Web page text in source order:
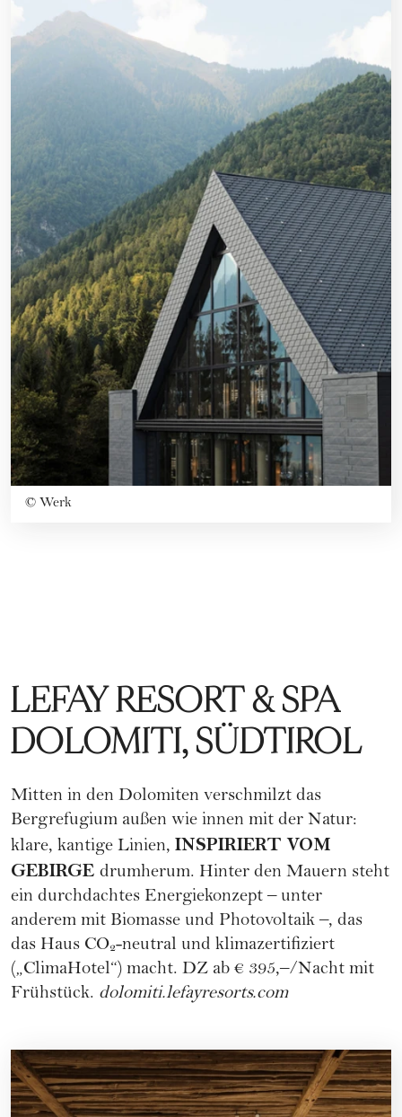
© Werk
LEFAY RESORT & SPA
DOLOMITI, SÜDTIROL
Mitten in den Dolomiten verschmilzt das
Bergrefugium außen wie innen mit der Natur:
klare, kantige Linien, INSPIRIERT VOM
GEBIRGE drumherum. Hinter den Mauern steht
ein durchdachtes Energiekonzept – unter
anderem mit Biomasse und Photovoltaik –, das
das Haus CO₂-neutral und klimazertifiziert
(„ClimaHotel“) macht. DZ ab € 395,–/Nacht mit
Frühstück. dolomiti.lefayresorts.com